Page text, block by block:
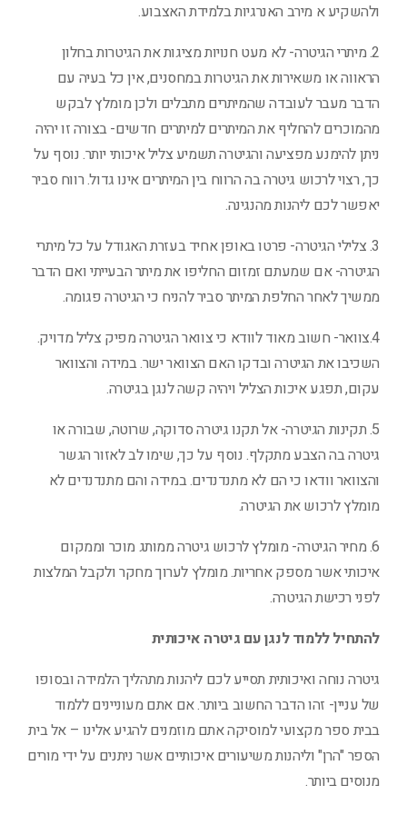
ולהשקיע א מירב האנרגיות בלמידת האצבוע.
2. מיתרי הגיטרה- לא מעט חנויות מציגות את הגיטרות בחלון
הראווה או משאירות את הגיטרות במחסנים, אין כל בעיה עם
הדבר מעבר לעובדה שהמיתרים מתבלים ולכן מומלץ לבקש
מהמוכרים להחליף את המיתרים למיתרים חדשים- בצורה זו יהיה
ניתן להימנע מפציעה והגיטרה תשמיע צליל איכותי יותר. נוסף על
כך, רצוי לרכוש גיטרה בה הרווח בין המיתרים אינו גדול. רווח סביר
יאפשר לכם ליהנות מהנגינה.
3. צלילי הגיטרה- פרטו באופן אחיד בעזרת האגודל על כל מיתרי
הגיטרה- אם שמעתם זמזום החליפו את מיתר הבעייתי ואם הדבר
ממשיך לאחר החלפת המיתר סביר להניח כי הגיטרה פגומה.
4.צוואר- חשוב מאוד לוודא כי צוואר הגיטרה מפיק צליל מדויק.
השכיבו את הגיטרה ובדקו האם הצוואר ישר. במידה והצוואר
עקום, תפגע איכות הצליל ויהיה קשה לנגן בגיטרה.
5. תקינות הגיטרה- אל תקנו גיטרה סדוקה, שרוטה, שבורה או
גיטרה בה הצבע מתקלף. נוסף על כך, שימו לב לאזור הגשר
והצוואר וודאו כי הם לא מתנדנדים. במידה והם מתנדנדים לא
מומלץ לרכוש את הגיטרה.
6. מחיר הגיטרה- מומלץ לרכוש גיטרה ממותג מוכר וממקום
איכותי אשר מספק אחריות. מומלץ לערוך מחקר ולקבל המלצות
לפני רכישת הגיטרה.
להתחיל ללמוד לנגן עם גיטרה איכותית
גיטרה נוחה ואיכותית תסייע לכם ליהנות מתהליך הלמידה ובסופו
של עניין- זהו הדבר החשוב ביותר. אם אתם מעוניינים ללמוד
בבית ספר מקצועי למוסיקה אתם מוזמנים להגיע אלינו – אל בית
הספר "הרן" וליהנות משיעורים איכותיים אשר ניתנים על ידי מורים
מנוסים ביותר.